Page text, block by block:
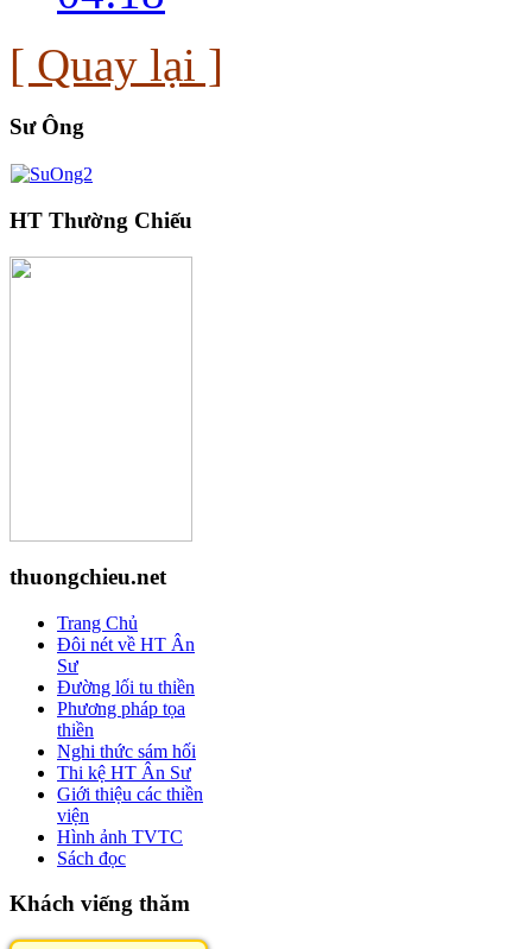
[ Quay lại ]
Sư Ông
HT Thường Chiếu
thuongchieu.net
Trang Chủ
Đôi nét về HT Ân
Sư
Đường lối tu thiền
Phương pháp tọa
thiền
Nghi thức sám hối
Thi kệ HT Ân Sư
Giới thiệu các thiền
viện
Hình ảnh TVTC
Sách đọc
Khách viếng thăm